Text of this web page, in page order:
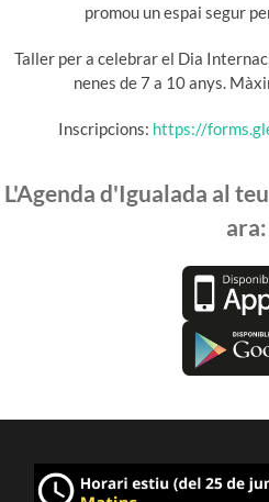
promou un espai segur
Taller per a celebrar el Dia
nenes de 7 a 10 anys.
Inscripcions: https://
L'Agenda d'Igualada al
ara: